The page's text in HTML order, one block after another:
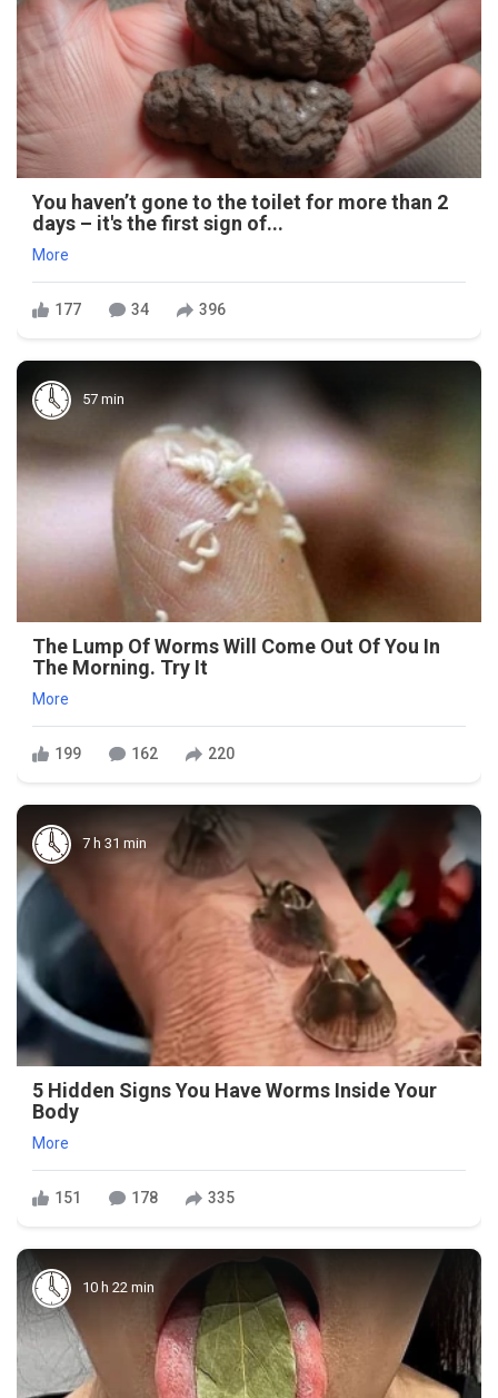
You haven’t gone to the toilet for more than 2
days – it's the first sign of...
More
177 34 396
57 min
The Lump Of Worms Will Come Out Of You In
The Morning. Try It
More
199 162 220
7 h 31 min
5 Hidden Signs You Have Worms Inside Your
Body
More
151 178 335
10 h 22 min